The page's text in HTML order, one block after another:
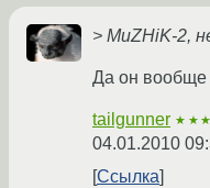
> MuZHiK-2,
Да он вообще
tailgunner
04.01.2010
Ссылка